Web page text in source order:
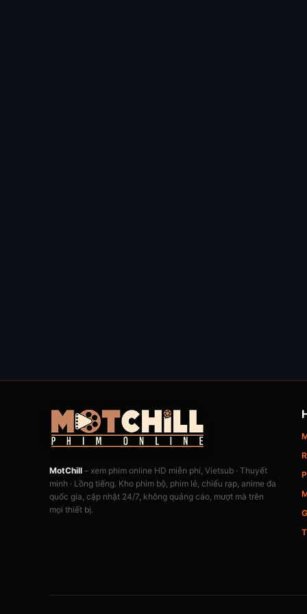
MotChill – xem phim online HD miễn phí, Vietsub · Thuyết
minh · Lồng tiếng. Kho phim bộ, phim lẻ, chiếu rạp, anime đa
quốc gia, cập nhật 24/7, không quảng cáo, mượt mà trên
mọi thiết bị.